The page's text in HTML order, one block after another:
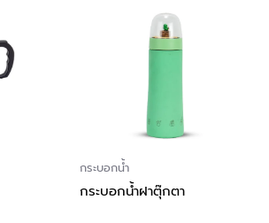
กระบอกน้ำ
กระบอกน้ำฝาตุ๊กตา